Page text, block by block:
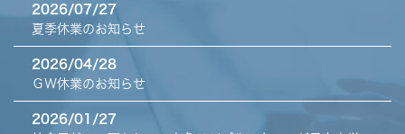
2026/07/27
夏季休業のお知らせ
2026/04/28
ＧＷ休業のお知らせ
2026/01/27